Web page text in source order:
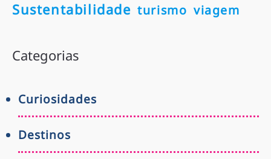
Sustentabilidade turismo viagem
Categorias
Curiosidades
Destinos